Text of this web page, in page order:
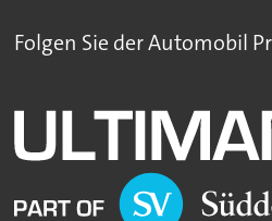
Folgen Sie der Automobil